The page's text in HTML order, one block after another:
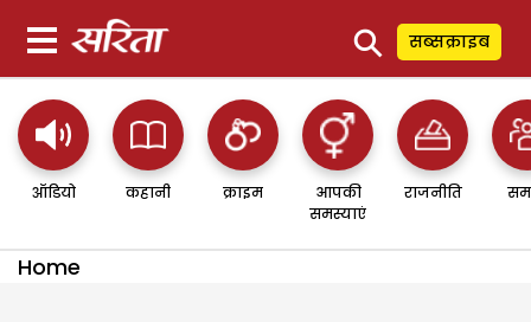
⚲ सब्सक्राइब
ऑडियो कहानी क्राइम
आपकी
समस्याएं
राजनीति
Home